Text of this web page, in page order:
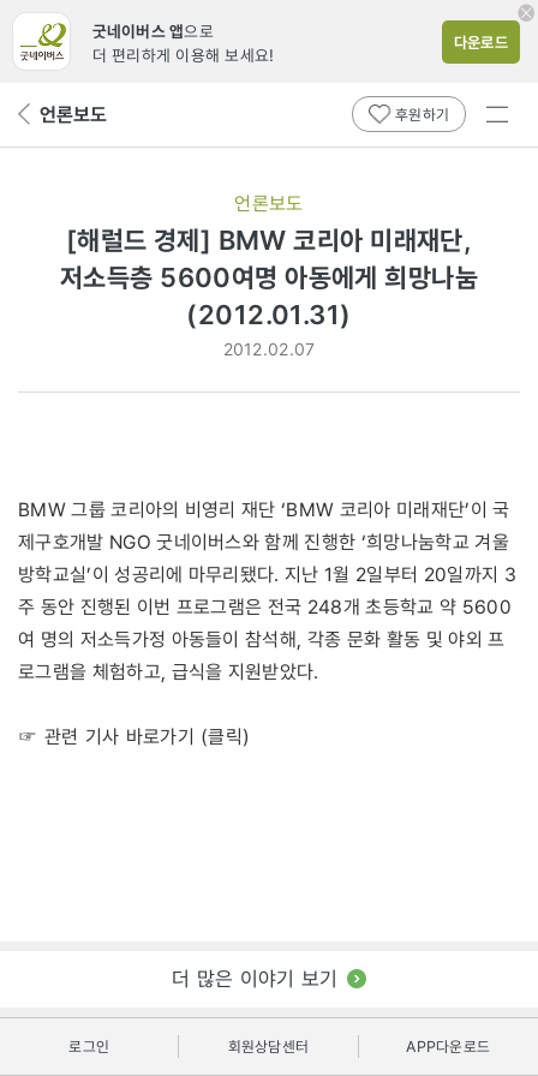
굿네이버스 앱으로
더 편리하게 이용해 보세요!
다운로드
뒤 언론보도 후원하기
전체
언론보도
[해럴드 경제] BMW 코리아 미래재단,
저소득층 5600여명 아동에게 희망나눔
(2012.01.31)
2012.02.07
BMW 그룹 코리아의 비영리 재단 ‘BMW 코리아 미래재단’이 국
제구호개발 NGO 굿네이버스와 함께 진행한 ‘희망나눔학교 겨울
방학교실’이 성공리에 마무리됐다. 지난 1월 2일부터 20일까지 3
주 동안 진행된 이번 프로그램은 전국 248개 초등학교 약 5600
여 명의 저소득가정 아동들이 참석해, 각종 문화 활동 및 야외 프
로그램을 체험하고, 급식을 지원받았다.
☞ 관련 기사 바로가기 (클릭)
더 많은 이야기 보기
로그인 회원상담센터 APP다운로드